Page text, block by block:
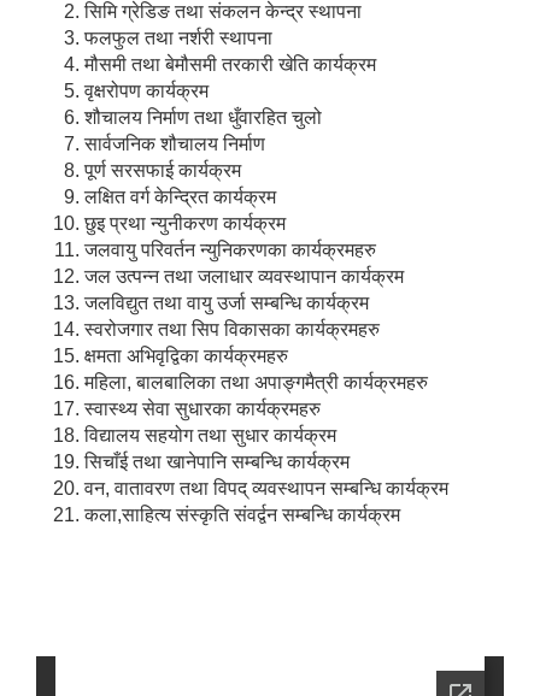
सिमि ग्रेडिङ तथा संकलन केन्द्र स्थापना
फलफुल तथा नर्शरी स्थापना
मौसमी तथा बेमौसमी तरकारी खेति कार्यक्रम
वृक्षरोपण कार्यक्रम
शौचालय निर्माण तथा धुँवारहित चुलो
सार्वजनिक शौचालय निर्माण
पूर्ण सरसफाई कार्यक्रम
लक्षित वर्ग केन्द्रित कार्यक्रम
छुइ प्रथा न्युनीकरण कार्यक्रम
जलवायु परिवर्तन न्युनिकरणका कार्यक्रमहरु
जल उत्पन्न तथा जलाधार व्यवस्थापान कार्यक्रम
जलविद्युत तथा वायु उर्जा सम्बन्धि कार्यक्रम
स्वरोजगार तथा सिप विकासका कार्यक्रमहरु
क्षमता अभिवृद्विका कार्यक्रमहरु
महिला, बालबालिका तथा अपाङ्गमैत्री कार्यक्रमहरु
स्वास्थ्य सेवा सुधारका कार्यक्रमहरु
विद्यालय सहयोग तथा सुधार कार्यक्रम
सिचाँई तथा खानेपानि सम्बन्धि कार्यक्रम
वन, वातावरण तथा विपद् व्यवस्थापन सम्बन्धि कार्यक्रम
कला,साहित्य संस्कृति संवर्द्वन सम्बन्धि कार्यक्रम